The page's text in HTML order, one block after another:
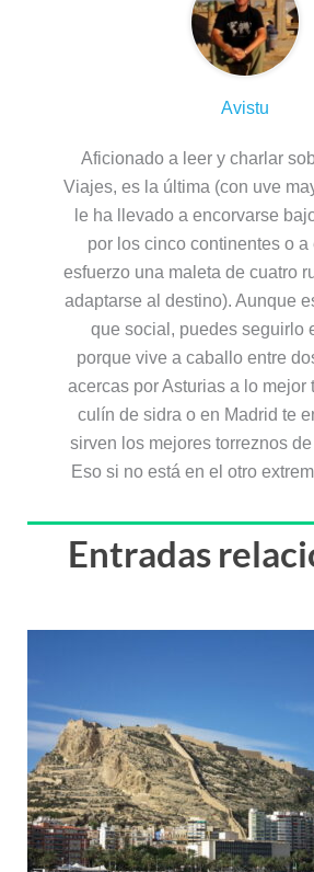
Avistu
Aficionado a leer y charlar
Viajes, es la última (con uve
le ha llevado a encorvarse
por los cinco continentes o a
esfuerzo una maleta de cuatro
adaptarse al destino). Aunque
que social, puedes seguirlo
porque vive a caballo entre
acercas por Asturias a lo mejor
culín de sidra o en Madrid te
sirven los mejores torreznos
Eso si no está en el otro
Entradas